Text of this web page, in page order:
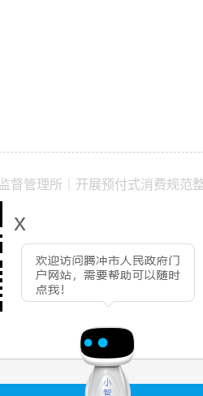
x
督管理所｜开展预付式消费规范